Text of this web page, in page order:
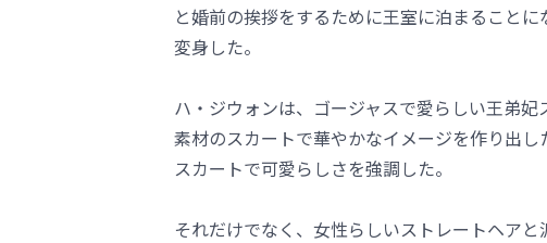
と婚前の挨拶をするために王室に泊まること
変身した。
ハ・ジウォンは、ゴージャスで愛らしい王弟
素材のスカートで華やかなイメージを作り出
スカートで可愛らしさを強調した。
それだけでなく、女性らしいストレートヘア